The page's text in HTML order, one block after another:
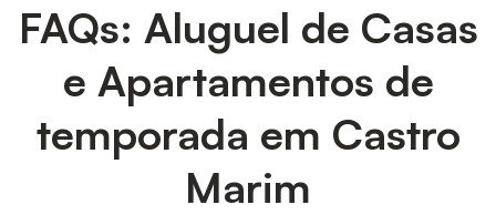
FAQs: Aluguel de Casas
e Apartamentos de
temporada em Castro
Marim